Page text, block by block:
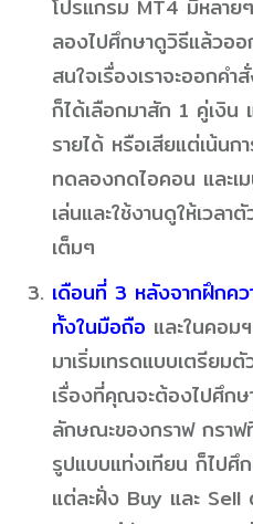
โปรแกรม MT4 มีหลาย
ลองไปศึกษาดูวิธีแล้วอ
สนใจเรื่องเราจะออกคำ
ก็ได้เลือกมาสัก 1 คู่เงิ
รายได้ หรือเสียแต่เน้น
ทดลองกดไอคอน และเ
เล่นและใช้งานดูให้เวลา
เต็มๆ
เดือนที่ 3 หลังจากฝึกค
ทั้งในมือถือ และในคอม
มาเริ่มเทรดแบบเตรียม
เรื่องที่คุณจะต้องไปศึก
ลักษณะของกราฟ กราฟ
รูปแบบแท่งเทียน ก็ไป
แต่ละฝั่ง Buy และ Sell